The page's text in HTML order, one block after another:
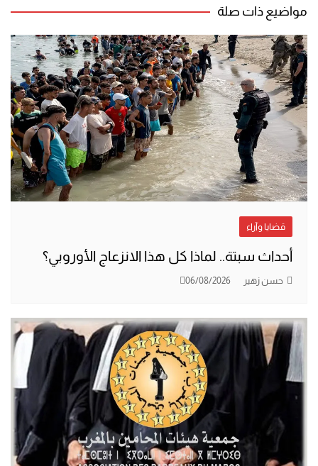
مواضيع ذات صلة
قضايا وآراء
أحداث سبتة.. لماذا كل هذا الانزعاج الأوروبي؟
حسن زهير 06/08/2026